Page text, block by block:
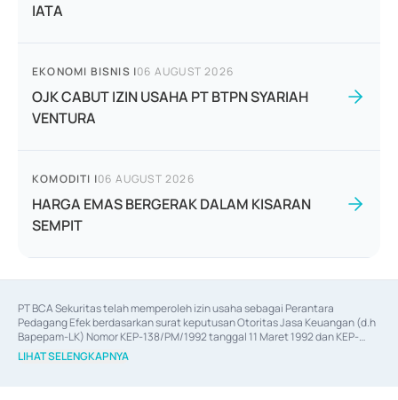
IATA
EKONOMI BISNIS |06 AUGUST 2026
OJK CABUT IZIN USAHA PT BTPN SYARIAH
VENTURA
KOMODITI |06 AUGUST 2026
HARGA EMAS BERGERAK DALAM KISARAN
SEMPIT
PT BCA Sekuritas telah memperoleh izin usaha sebagai Perantara
Pedagang Efek berdasarkan surat keputusan Otoritas Jasa Keuangan (d.h
Bapepam-LK) Nomor KEP-138/PM/1992 tanggal 11 Maret 1992 dan KEP-
06/D.04/2014 tanggal 28 Februari 2014, izin usaha sebagai Penjamin Emisi
Efek berdasarkan surat keputusan Otoritas Jasa Keuangan Nomor KEP-
LIHAT SELENGKAPNYA